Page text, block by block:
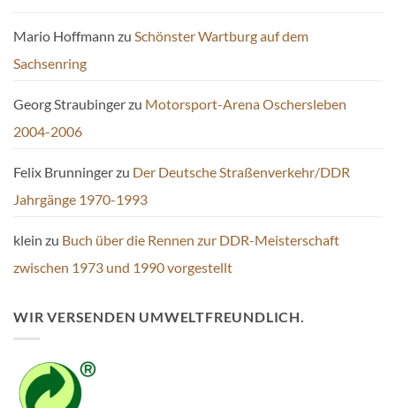
Mario Hoffmann zu Schönster Wartburg auf dem
Sachsenring
Georg Straubingerzu Motorsport-Arena Oschersleben
2004-2006
Felix Brunningerzu Der Deutsche Straßenverkehr/DDR
Jahrgänge 1970-1993
klein zu Buch über die Rennen zur DDR-Meisterschaft
zwischen 1973 und 1990 vorgestellt
WIR VERSENDEN UMWELTFREUNDLICH.